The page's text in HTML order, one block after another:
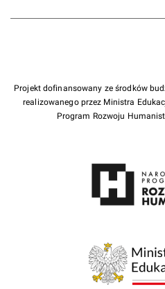
Projekt dofinansowany ze środków
realizowanego przez Ministra
Program Rozwoju